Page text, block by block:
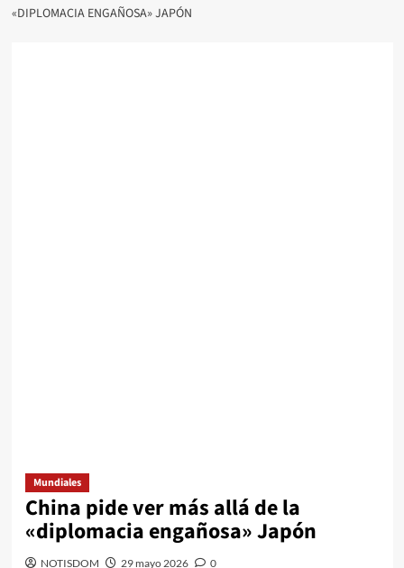
«DIPLOMACIA ENGAÑOSA» JAPÓN
Mundiales
China pide ver más allá de la
«diplomacia engañosa» Japón
NOTISDOM 29 mayo 2026 0